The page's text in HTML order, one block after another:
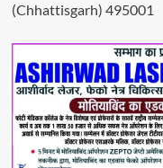
(Chhattisgarh) 495001